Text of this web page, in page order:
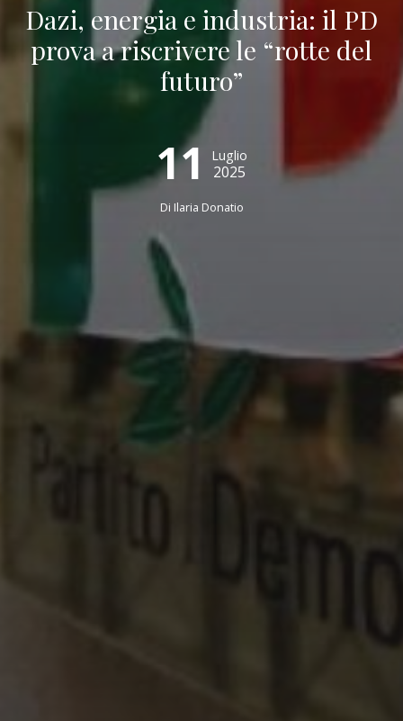
Dazi, energia e industria: il PD
prova a riscrivere le “rotte del
futuro”
11 Luglio
2025
Di Ilaria Donatio